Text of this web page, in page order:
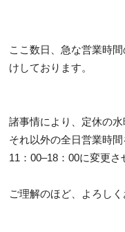
ここ数日、急な営業時
けしております。
諸事情により、定休の水
それ以外の全日営業時
11：00–18：00に変更さ
ご理解のほど、よろしく